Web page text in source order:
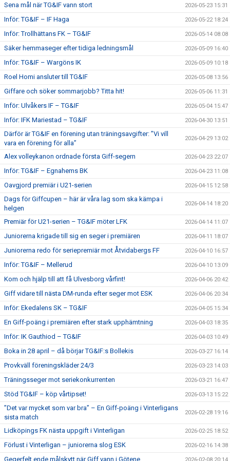
Sena mål när TG&IF vann stort 2026-05-23 15:31
Inför: TG&IF – IF Haga 2026-05-22 18:24
Inför: Trollhättans FK – TG&IF 2026-05-14 08:08
Säker hemmaseger efter tidiga ledningsmål 2026-05-09 16:40
Inför: TG&IF – Wargöns IK 2026-05-09 10:18
Roel Homi ansluter till TG&IF 2026-05-08 13:56
Giffare och söker sommarjobb? Titta hit! 2026-05-06 11:31
Inför: Ulvåkers IF – TG&IF 2026-05-04 15:47
Inför: IFK Mariestad – TG&IF 2026-04-30 13:51
Därför är TG&IF en förening utan träningsavgifter: ”Vi vill
vara en förening för alla”
2026-04-29 13:02
Alex volleykanon ordnade första Giff-segern 2026-04-23 22:07
Inför: TG&IF – Egnahems BK 2026-04-23 11:08
Oavgjord premiär i U21-serien 2026-04-15 12:58
Dags för Giffcupen – här är våra lag som ska kämpa i
helgen
2026-04-14 18:20
Premiär för U21-serien – TG&IF möter LFK 2026-04-14 11:07
Juniorerna krigade till sig en seger i premiären 2026-04-11 18:07
Juniorerna redo för seriepremiär mot Åtvidabergs FF 2026-04-10 16:57
Inför: TG&IF – Mellerud 2026-04-10 13:09
Kom och hjälp till att få Ulvesborg vårfint! 2026-04-06 20:42
Giff vidare till nästa DM-runda efter seger mot ESK 2026-04-06 20:34
Inför: Ekedalens SK – TG&IF 2026-04-05 15:34
En Giff-poäng i premiären efter stark upphämtning 2026-04-03 18:35
Inför: IK Gauthiod – TG&IF 2026-04-03 10:49
Boka in 28 april – då börjar TG&IF:s Bollekis 2026-03-27 16:14
Provkväll föreningskläder 24/3 2026-03-23 14:03
Träningsseger mot seriekonkurrenten 2026-03-21 16:47
Stöd TG&IF – köp vårtipset! 2026-03-13 15:22
”Det var mycket som var bra” – En Giff-poäng i Vinterligans
sista match
2026-02-28 19:16
Lidköpings FK nästa uppgift i Vinterligan 2026-02-25 18:52
Förlust i Vinterligan – juniorerna slog ESK 2026-02-16 14:38
Gegerfelt ende målskytt när Giff vann i Götene